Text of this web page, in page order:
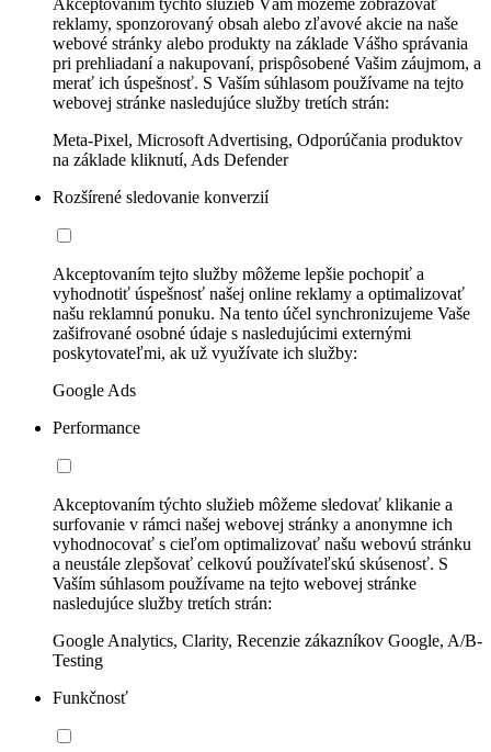
Akceptovaním týchto služieb Vám môžeme zobrazovať
reklamy, sponzorovaný obsah alebo zľavové akcie na naše
webové stránky alebo produkty na základe Vášho správania
pri prehliadaní a nakupovaní, prispôsobené Vašim záujmom, a
merať ich úspešnosť. S Vaším súhlasom používame na tejto
webovej stránke nasledujúce služby tretích strán:
Meta-Pixel, Microsoft Advertising, Odporúčania produktov
na základe kliknutí, Ads Defender
Rozšírené sledovanie konverzií
Akceptovaním tejto služby môžeme lepšie pochopiť a
vyhodnotiť úspešnosť našej online reklamy a optimalizovať
našu reklamnú ponuku. Na tento účel synchronizujeme Vaše
zašifrované osobné údaje s nasledujúcimi externými
poskytovateľmi, ak už využívate ich služby:
Google Ads
Performance
Akceptovaním týchto služieb môžeme sledovať klikanie a
surfovanie v rámci našej webovej stránky a anonymne ich
vyhodnocovať s cieľom optimalizovať našu webovú stránku
a neustále zlepšovať celkovú používateľskú skúsenosť. S
Vaším súhlasom používame na tejto webovej stránke
nasledujúce služby tretích strán:
Google Analytics, Clarity, Recenzie zákazníkov Google, A/B-
Testing
Funkčnosť